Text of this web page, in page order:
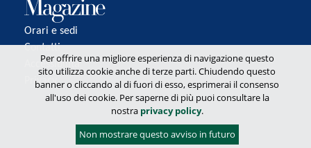
Orari e sedi
Contatti
Accessibilità
Privacy
Per offrire una migliore esperienza di navigazione questo
sito utilizza cookie anche di terze parti. Chiudendo questo
banner o cliccando al di fuori di esso, esprimerai il consenso
all'uso dei cookie. Per saperne di più puoi consultare la
nostra privacy policy.